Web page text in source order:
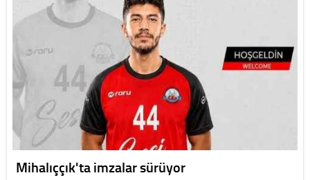
Mihalıççık'ta imzalar sürüyor